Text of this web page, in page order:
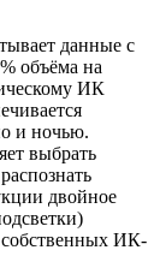
данные с
объёма на
ИК
и ночью.
выбрать
двойное
собственных ИК-